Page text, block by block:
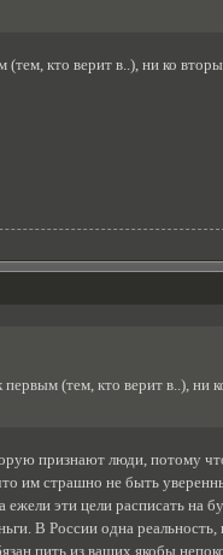
кто верит в..), ни ко
(тем, кто верит в..), ни
признают люди, потому
им страшно не быть
ежели эти цели расписать на
В России одна реальность,
пить из ваших якобы